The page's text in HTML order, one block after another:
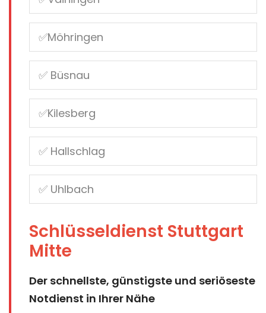
Schlüsseldienst Stuttgart
Mitte
Der schnellste, günstigste und seriöseste
Notdienst in Ihrer Nähe